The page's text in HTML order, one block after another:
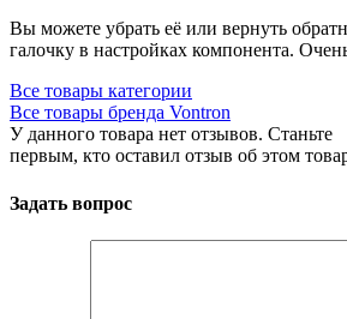
Вы можете убрать её или вернуть
галочку в настройках компонента.
Все товары категории
Все товары бренда Vontron
У данного товара нет отзывов. Станьте
первым, кто оставил отзыв об этом
Задать вопрос